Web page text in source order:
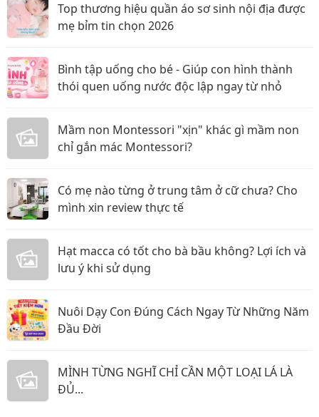
Top thương hiệu quần áo sơ sinh nội địa được
mẹ bỉm tin chọn 2026
Bình tập uống cho bé - Giúp con hình thành
thói quen uống nước độc lập ngay từ nhỏ
Mầm non Montessori "xịn" khác gì mầm non
chỉ gắn mác Montessori?
Có mẹ nào từng ở trung tâm ở cữ chưa? Cho
mình xin review thực tế
Hạt macca có tốt cho bà bầu không? Lợi ích và
lưu ý khi sử dụng
Nuôi Dạy Con Đúng Cách Ngay Từ Những Năm
Đầu Đời
MÌNH TỪNG NGHĨ CHỈ CẦN MỘT LOẠI LÁ LÀ
ĐỦ...